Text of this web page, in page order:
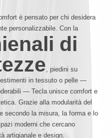
è pensato per chi desidera
personalizzabile. Con la
di
, piedini su
in tessuto o pelle —
— Tecla unisce comfort e
Grazie alla modularità del
secondo la misura, la forma e lo
moderni che cercano
artigianale e design.